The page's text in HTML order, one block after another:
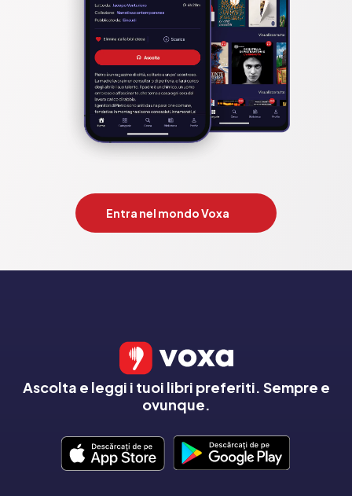
Entra nel mondo Voxa
Ascolta e leggi i tuoi libri preferiti. Sempre e
ovunque.